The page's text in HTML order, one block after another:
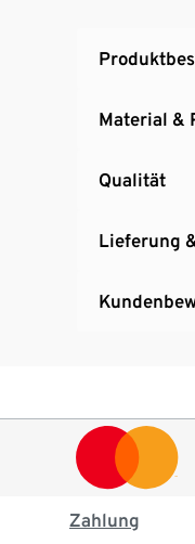
Material &
Qualität
Lieferung
Zahlung